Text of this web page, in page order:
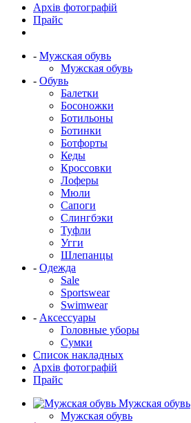
Архів фотографій
Прайс
- Мужская обувь
Мужская обувь
- Обувь
Балетки
Босоножки
Ботильоны
Ботинки
Ботфорты
Кеды
Кроссовки
Лоферы
Мюли
Сапоги
Слингбэки
Туфли
Угги
Шлепанцы
- Одежда
Sale
Sportswear
Swimwear
- Аксессуары
Головные уборы
Сумки
Список накладных
Архів фотографій
Прайс
Мужская обувь
Мужская обувь